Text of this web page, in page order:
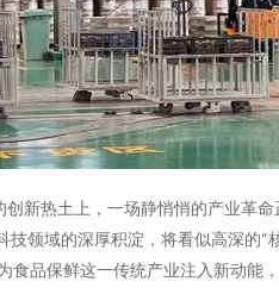
新热土上，一场静悄悄的产业革命
领域的深厚积淀，将看似高深的“
食品保鲜这一传统产业注入新动能